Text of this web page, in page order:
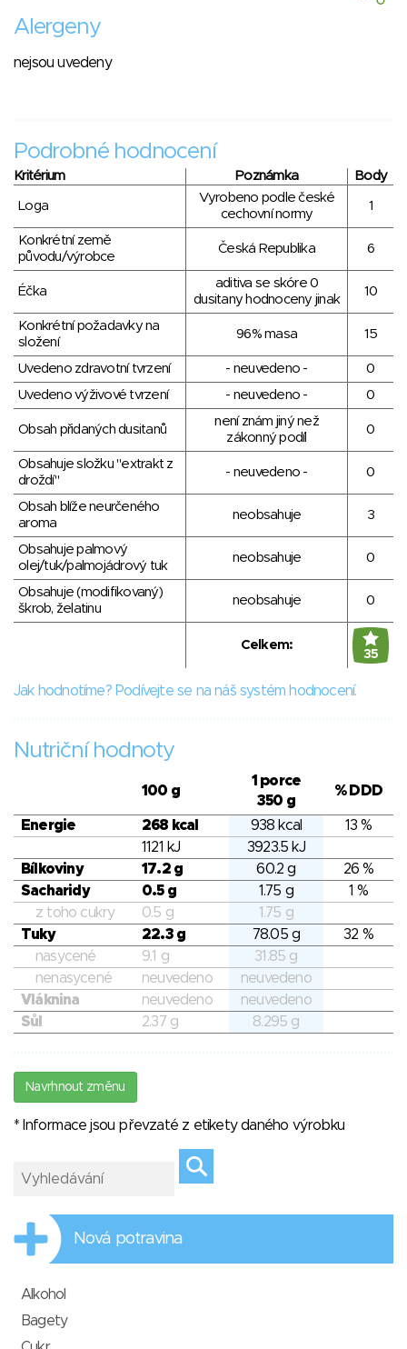
Alergeny
nejsou uvedeny
Podrobné hodnocení
Kritérium Poznámka Body
Loga
Vyrobeno podle české
cechovní normy
1
Konkrétní země
původu/výrobce
Česká Republika 6
Éčka
aditiva se skóre 0
dusitany hodnoceny jinak
10
Konkrétní požadavky na
složení
96% masa 15
Uvedeno zdravotní tvrzení - neuvedeno -
0
Uvedeno výživové tvrzení
- neuvedeno - 0
Obsah přidaných dusitanů
není znám jiný než
zákonný podíl
0
Obsahuje složku "extrakt z
droždí"
- neuvedeno - 0
Obsah blíže neurčeného
aroma
neobsahuje 3
Obsahuje palmový
olej/tuk/palmojádrový tuk
neobsahuje 0
Obsahuje (modifikovaný)
škrob, želatinu
neobsahuje 0
Celkem:
35
Jak hodnotíme? Podívejte se na náš systém hodnocení.
Nutriční hodnoty
100 g
1 porce
350 g
% DDD
Energie 268 kcal 938 kcal
13 %
1121 kJ
3923.5 kJ
Bílkoviny
17.2 g 60.2 g
26 %
Sacharidy
0.5 g 1.75 g
1 %
z toho cukry
0.5 g
1.75 g
Tuky
22.3 g 78.05 g
32 %
nasycené
9.1 g
31.85 g
nenasycené
neuvedeno
neuvedeno
Vláknina
neuvedeno
neuvedeno
Sůl
2.37 g 8.295 g
Navrhnout změnu
* Informace jsou převzaté z etikety daného výrobku
Nová potravina
Alkohol
Bagety